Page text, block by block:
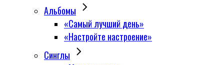
Альбомы
«Самый лучший день»
«Настройте настроение»
Синглы